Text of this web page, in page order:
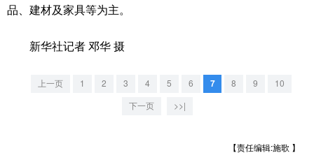
文化产业
天津 河北
品、建材及家具等为主。
新华社记者 邓华 摄
上一页 1 2 3 4 5 6 7 8 9 10
下一页 >>|
【责任编辑:施歌 】